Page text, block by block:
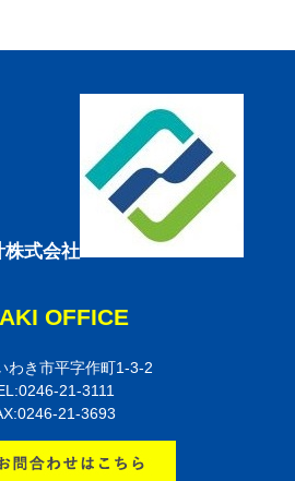
株式会社
OFFICE
わき市平字作町1-3-2
21-3111
21-3693